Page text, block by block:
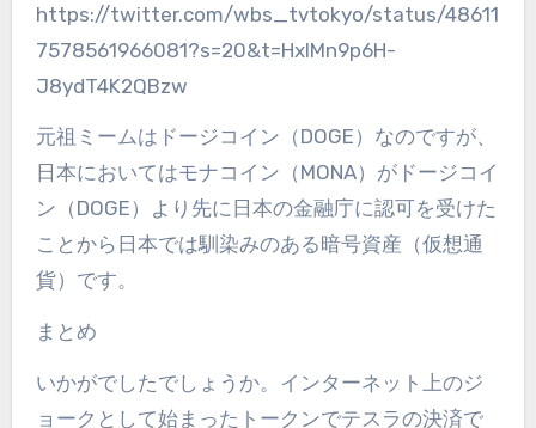
https://twitter.com/wbs_tvtokyo/status/48611
7578561966081?s=20&t=HxlMn9p6H-
J8ydT4K2QBzw
元祖ミームはドージコイン（ DOGE ）なのですが、
日本においてはモナコイン（ MONA）がドージコイ
ン（ DOGE ）より先に日本の金融庁に認可を受けた
ことから日本では馴染みのある暗号資産（仮想通
貨）です。
まとめ
いかがでしたでしょうか。インターネット上のジ
ョークとして始まったトークンでテスラの決済で